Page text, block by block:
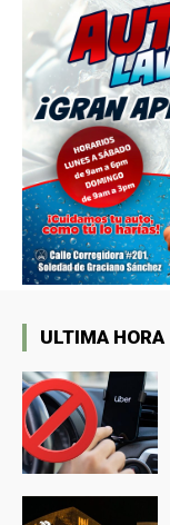
ULTIMA HORA